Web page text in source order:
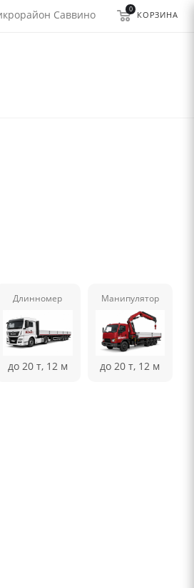
Саввино 0
КОРЗИНА
Длинномер
до 20 т, 12 м
Манипулятор
до 20 т, 12 м